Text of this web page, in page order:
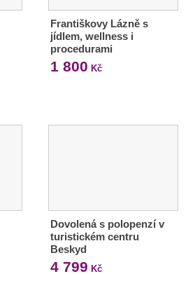
Františkovy Lázně s
jídlem, wellness i
procedurami
1 800 Kč
Dovolená s polopenzí v
turistickém centru
Beskyd
4 799 Kč